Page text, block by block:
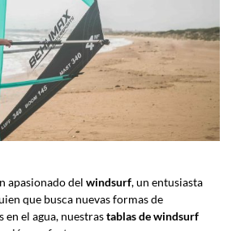
apasionado del windsurf, un entusiasta
que busca nuevas formas de
el agua, nuestrastablas de windsurf